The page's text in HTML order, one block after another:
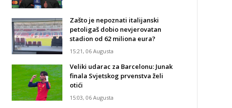
Zašto je nepoznati italijanski
petoligaš dobio nevjerovatan
stadion od 62 miliona eura?
15:21, 06 Augusta
Veliki udarac za Barcelonu: Junak
finala Svjetskog prvenstva želi
otići
15:03, 06 Augusta